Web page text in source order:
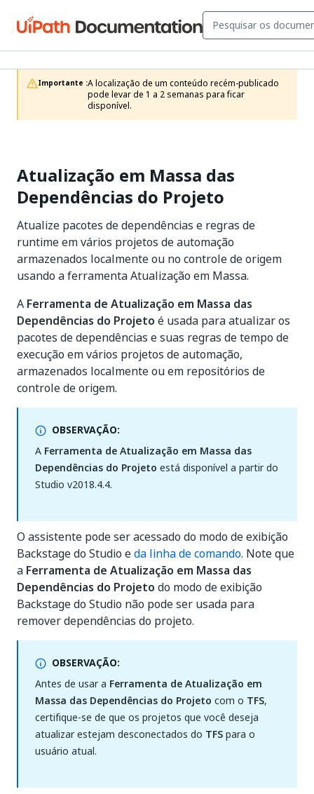
Importante :A localização de um conteúdo recém-publicado
pode levar de 1 a 2 semanas para ficar
disponível.
Atualização em Massa das
Dependências do Projeto
Atualize pacotes de dependências e regras de
runtime em vários projetos de automação
armazenados localmente ou no controle de origem
usando a ferramenta Atualização em Massa.
A Ferramenta de Atualização em Massa das
Dependências do Projeto é usada para atualizar os
pacotes de dependências e suas regras de tempo de
execução em vários projetos de automação,
armazenados localmente ou em repositórios de
controle de origem.
OBSERVAÇÃO:
A Ferramenta de Atualização em Massa das
Dependências do Projeto está disponível a partir do
Studio v2018.4.4.
O assistente pode ser acessado do modo de exibição
Backstage do Studio eda linha de comando. Note que
a Ferramenta de Atualização em Massa das
Dependências do Projeto do modo de exibição
Backstage do Studio não pode ser usada para
remover dependências do projeto.
OBSERVAÇÃO:
Antes de usar a Ferramenta de Atualização em
Massa das Dependências do Projeto com o TFS,
certifique-se de que os projetos que você deseja
atualizar estejam desconectados do TFSpara o
usuário atual.